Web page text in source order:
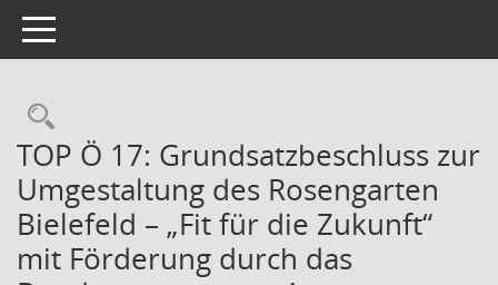
Toggle navigation
Rechercheauswahl
TOP Ö 17: Grundsatzbeschluss zur
Umgestaltung des Rosengarten
Bielefeld – „Fit für die Zukunft“
mit Förderung durch das